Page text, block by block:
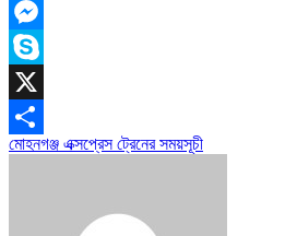
Copy
Link
Messenger
Skype
X
Share
মোহনগঞ্জ এক্সপ্রেস ট্রেনের সময়সূচী